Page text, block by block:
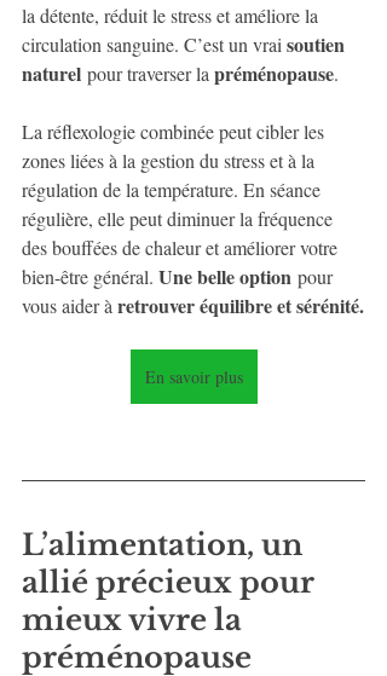
la détente, réduit le stress et améliore la
circulation sanguine. C’est un vrai soutien
naturel pour traverser la préménopause.
La réflexologie combinée peut cibler les
zones liées à la gestion du stress et à la
régulation de la température. En séance
régulière, elle peut diminuer la fréquence
des bouffées de chaleur et améliorer votre
bien-être général. Une belle option pour
vous aider à retrouver équilibre et sérénité.
En savoir plus
L’alimentation, un
allié précieux pour
mieux vivre la
préménopause